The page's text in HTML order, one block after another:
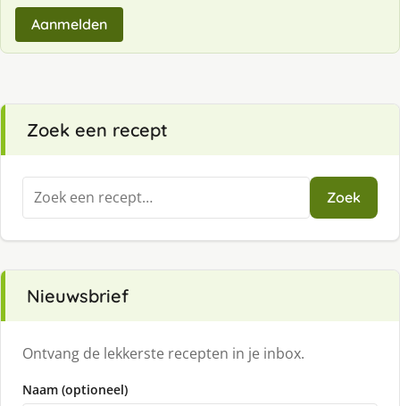
Aanmelden
Zoek een recept
Zoeken
naar:
Zoek
Nieuwsbrief
Ontvang de lekkerste recepten in je inbox.
Naam (optioneel)